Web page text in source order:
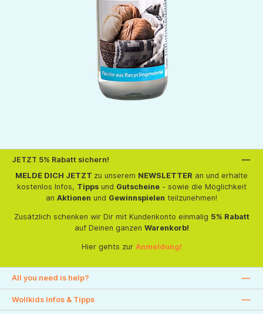
JETZT 5% Rabatt sichern!
MELDE DICH JETZT zu unserem NEWSLETTER an und erhalte
kostenlos Infos, Tippsund Gutscheine- sowie die Möglichkeit
an Aktionen und Gewinnspielen teilzunehmen!
Zusätzlich schenken wir Dir mit Kundenkonto einmalig 5% Rabatt
auf Deinen ganzen Warenkorb!
Hier gehts zur Anmeldung!
All you need is help?
Wollkids Infos & Tipps